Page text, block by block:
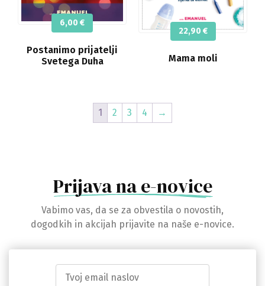
Postanimo prijatelji
Svetega Duha
6,00 €
Mama moli
22,90 €
1 2 3 4 →
Prijava na e-novice
Vabimo vas, da se za obvestila o novostih,
dogodkih in akcijah prijavite na naše e-novice.